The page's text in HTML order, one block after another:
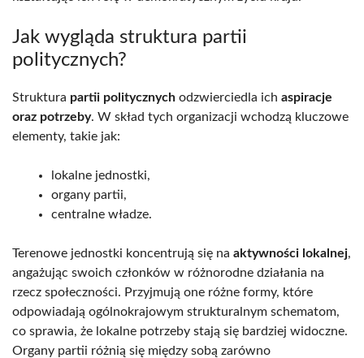
Jak wygląda struktura partii
politycznych?
Struktura partii politycznych odzwierciedla ich aspiracje
oraz potrzeby. W skład tych organizacji wchodzą kluczowe
elementy, takie jak:
lokalne jednostki,
organy partii,
centralne władze.
Terenowe jednostki koncentrują się na aktywności lokalnej,
angażując swoich członków w różnorodne działania na
rzecz społeczności. Przyjmują one różne formy, które
odpowiadają ogólnokrajowym strukturalnym schematom,
co sprawia, że lokalne potrzeby stają się bardziej widoczne.
Organy partii różnią się między sobą zarówno